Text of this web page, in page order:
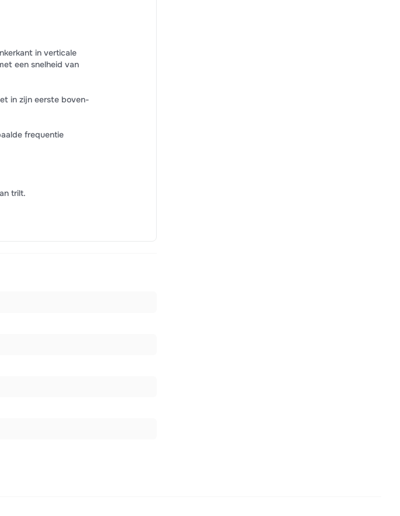
in verticale
een snelheid van
in zijn eerste boven-
frequentie
trilt.